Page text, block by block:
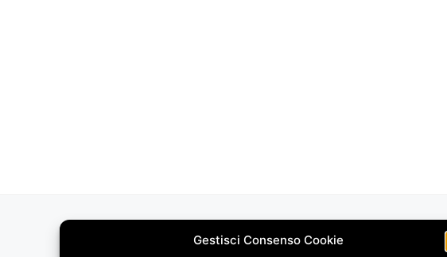
Gestisci Consenso Cookie